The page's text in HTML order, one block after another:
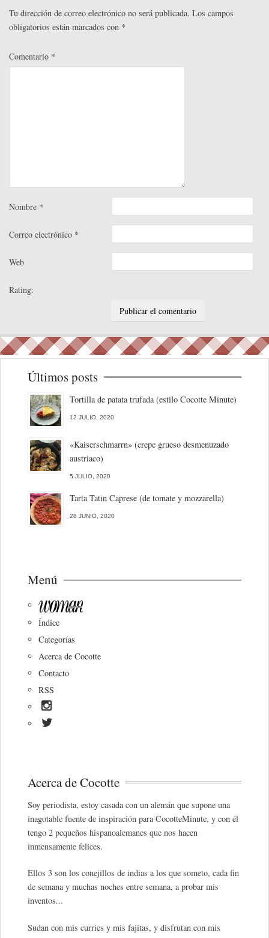
r
Tu dirección de correo electrónico no será publicada. Los campos
obligatorios están marcados con *
Comentario *
Nombre *
Correo electrónico *
Web
Rating:
Últimos posts
Tortilla de patata trufada (estilo Cocotte Minute)
12 JULIO, 2020
«Kaiserschmarrn» (crepe grueso desmenuzado
austriaco)
5 JULIO, 2020
Tarta Tatin Caprese (de tomate y mozzarella)
28 JUNIO, 2020
Menú
Índice
Categorías
Acerca de Cocotte
Contacto
RSS
Acerca de Cocotte
Soy periodista, estoy casada con un alemán que supone una
inagotable fuente de inspiración para CocotteMinute, y con él
tengo 2 pequeños hispanoalemanes que nos hacen
inmensamente felices.
Ellos 3 son los conejillos de indias a los que someto, cada fin
de semana y muchas noches entre semana, a probar mis
inventos...
Sudan con mis curries y mis fajitas, y disfrutan con mis